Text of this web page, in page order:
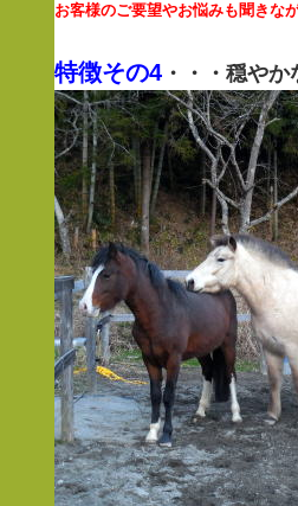
お客様のご要望やお悩みも聞きな
特徴その4 ・・・穏やか